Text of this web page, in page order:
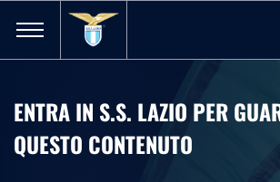
ENTRA IN S.S. LAZIO PER
QUESTO CONTENUTO